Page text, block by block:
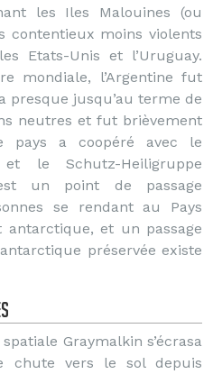
les Iles Malouines (ou
contentieux moins violents
Etats-Unis et l’Uruguay.
mondiale, l’Argentine fut
presque jusqu’au terme de
neutres et fut brièvement
pays a coopéré avec le
le Schutz-Heiligruppe
est un point de passage
se rendant au Pays
et un passage
préservée existe
Graymalkin s’écrasa
chute vers le sol depuis